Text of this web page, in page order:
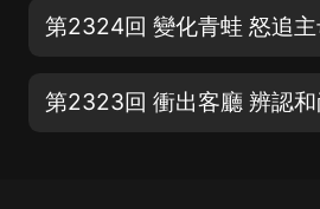
第2324回 變化青蛙 怒追
第2323回 衝出客廳 辨認和